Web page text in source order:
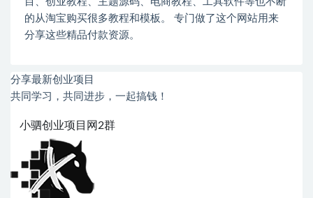
的从淘宝购买很多教程和模板。 专门做了这个网站用来
分享这些精品付款资源。
分享最新创业项目
共同学习，共同进步，一起搞钱！
小驷创业项目网2群